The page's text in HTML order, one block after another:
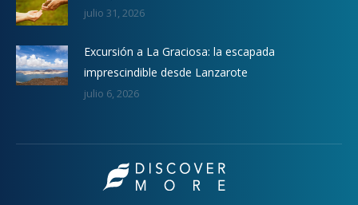
julio 31, 2026
Excursión a La Graciosa: la escapada
imprescindible desde Lanzarote
julio 6, 2026